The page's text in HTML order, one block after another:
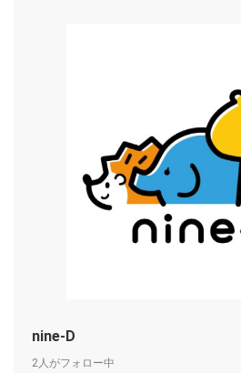
nine-D
2人がフォロー中